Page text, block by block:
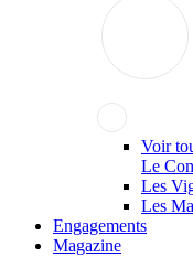
Voir
Le
Les
Les
Engagements
Magazine